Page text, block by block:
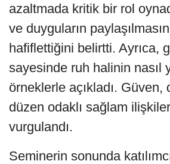
azaltmada kritik bir rol
ve duyguların
hafiflettiğini belirtti. Ayrıca,
sayesinde ruh halinin nasıl
örneklerle açıkladı. Güven,
düzen odaklı sağlam
vurgulandı.
Seminerin sonunda